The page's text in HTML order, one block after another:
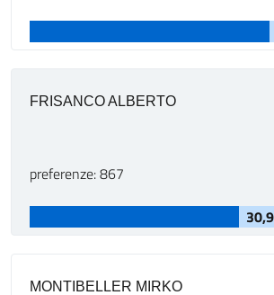
FRISANCO ALBERTO
preferenze: 867
MONTIBELLER MIRKO